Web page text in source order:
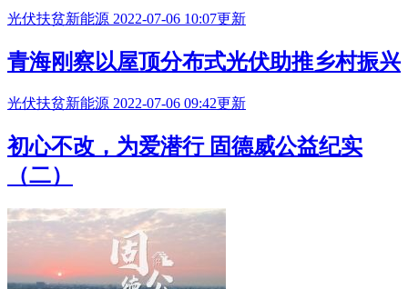
光伏扶贫新能源 2022-07-06 10:07更新
青海刚察以屋顶分布式光伏助推乡村振兴
光伏扶贫新能源 2022-07-06 09:42更新
初心不改，为爱潜行 固德威公益纪实
（二）